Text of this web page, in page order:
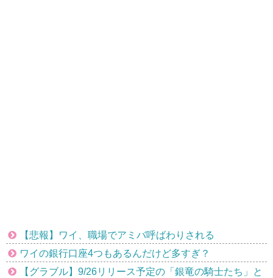
【悲報】ワイ、職場でアミバ呼ばわりされる
ワイの銀行口座4つもあるんだけど多すぎ？
【グラブル】9/26リリース予定の「銀竜の騎士たち」と